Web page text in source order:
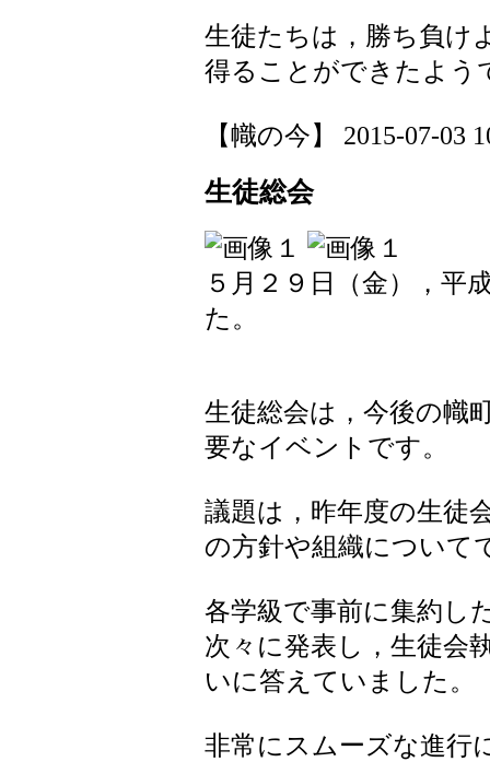
生徒たちは，勝ち負け
得ることができたよう
【幟の今】 2015-07-03
生徒総会
５月２９日（金），平
た。
生徒総会は，今後の幟
要なイベントです。
議題は，昨年度の生徒
の方針や組織について
各学級で事前に集約し
次々に発表し，生徒会
いに答えていました。
非常にスムーズな進行